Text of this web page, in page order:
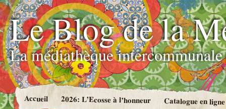
Le Blog de la
La médiathèque
Accueil 2026: L’Ecosse à l’honneur Catalogue en